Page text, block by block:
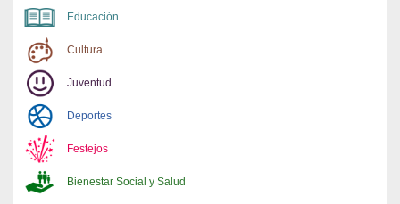
Educación
Cultura
Juventud
Deportes
Festejos
Bienestar Social y Salud